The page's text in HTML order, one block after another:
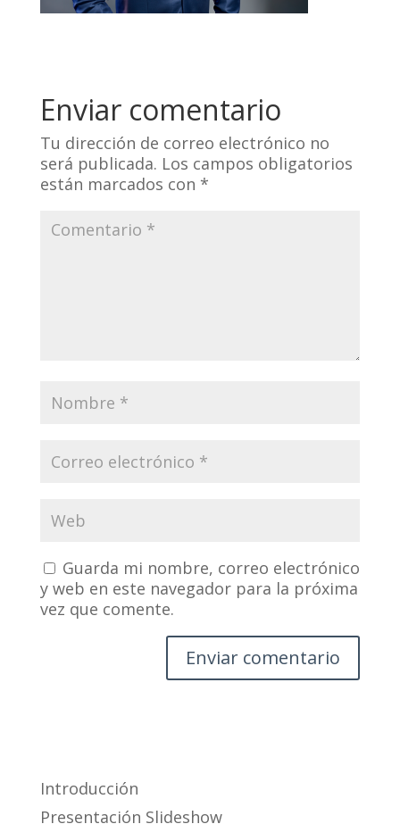
Enviar comentario
Tu dirección de correo electrónico no
será publicada. Los campos obligatorios
están marcados con *
Guarda mi nombre, correo electrónico
y web en este navegador para la próxima
vez que comente.
Introducción
Presentación Slideshow